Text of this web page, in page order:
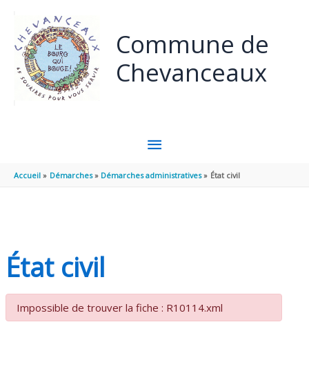
Commune de
Chevanceaux
MENU
PRINCIPAL
Accueil Démarches Démarches administratives État civil
État civil
Impossible de trouver la fiche : R10114.xml